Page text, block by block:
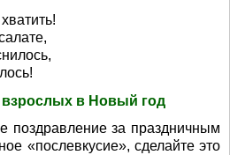
в Новый год
поздравление за праздничным
«послевкусие», сделайте это